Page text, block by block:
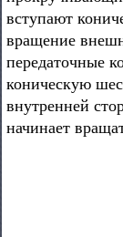
вступают
вращение
передаточные
коническую
внутренней
начинает